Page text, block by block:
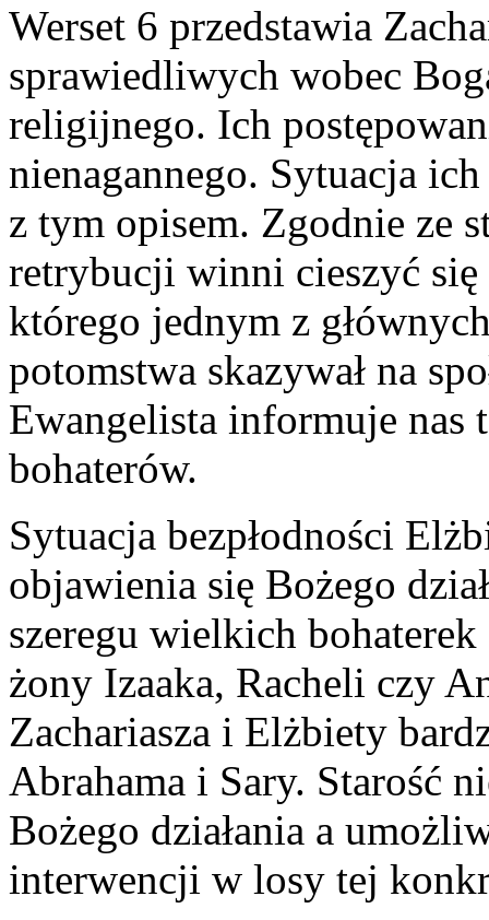
Werset 6 przedstawia
sprawiedliwych wobec
religijnego. Ich
nienagannego. Sytuacja
z tym opisem. Zgodnie ze
retrybucji winni cieszyć się
którego jednym z
potomstwa skazywał na
Ewangelista informuje nas
bohaterów.
Sytuacja bezpłodności
objawienia się Bożego
szeregu wielkich
żony Izaaka, Racheli czy
Zachariasza i Elżbiety
Abrahama i Sary. Starość
Bożego działania a
interwencji w losy tej